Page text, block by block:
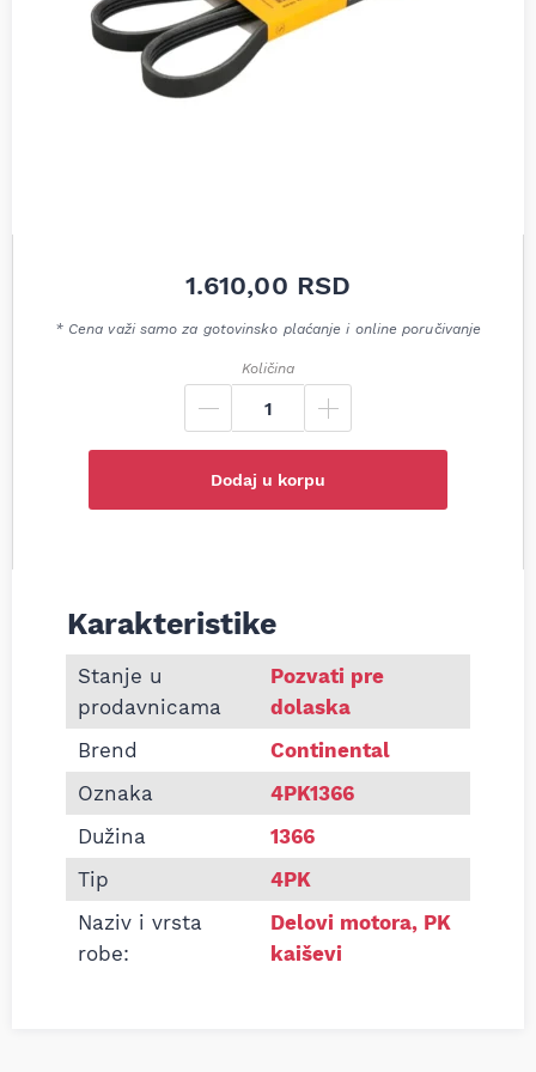
1.610,00 RSD
* Cena važi samo za gotovinsko plaćanje i online poručivanje
Količina
Dodaj u korpu
Informacije o Pk kaiš Continental 4PK1366
Karakteristike
Stanje u
prodavnicama
Pozvati pre
dolaska
Brend
Continental
Oznaka
4PK1366
Dužina
1366
Tip
4PK
Naziv i vrsta
robe:
Delovi motora, PK
kaiševi